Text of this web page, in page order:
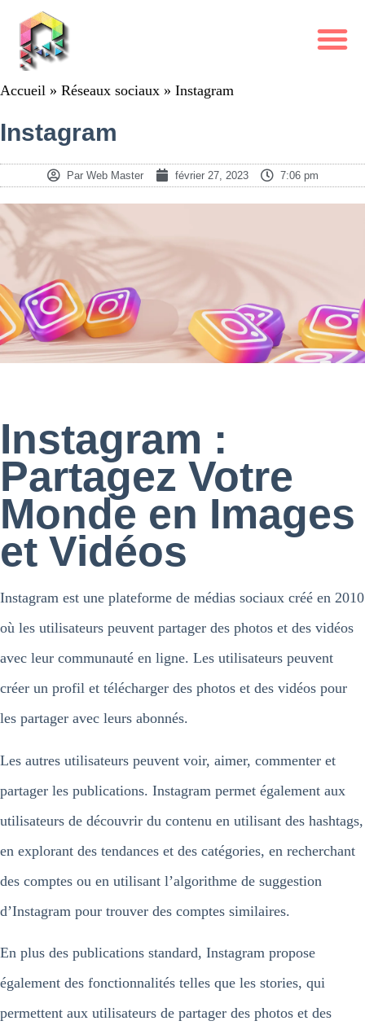
Accueil » Réseaux sociaux » Instagram
Instagram
ParWeb Master février 27, 2023 7:06 pm
Instagram :
Partagez Votre
Monde en Images
et Vidéos
Instagram est une plateforme de médias sociaux créé en 2010
où les utilisateurs peuvent partager des photos et des vidéos
avec leur communauté en ligne. Les utilisateurs peuvent
créer un profil et télécharger des photos et des vidéos pour
les partager avec leurs abonnés.
Les autres utilisateurs peuvent voir, aimer, commenter et
partager les publications. Instagram permet également aux
utilisateurs de découvrir du contenu en utilisant des hashtags,
en explorant des tendances et des catégories, en recherchant
des comptes ou en utilisant l’algorithme de suggestion
d’Instagram pour trouver des comptes similaires.
En plus des publications standard, Instagram propose
également des fonctionnalités telles que les stories, qui
permettent aux utilisateurs de partager des photos et des